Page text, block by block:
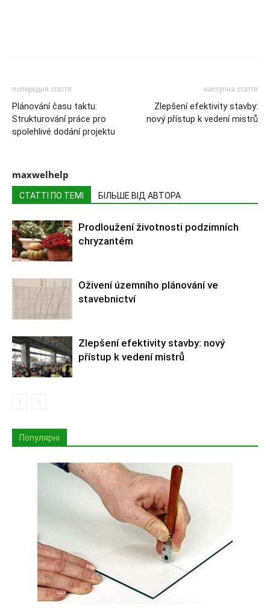
попередня стаття
Plánování času taktu:
Strukturování práce pro
spolehlivé dodání projektu
наступна стаття
Zlepšení efektivity stavby:
nový přístup k vedení mistrů
maxwelhelp
СТАТТІ ПО ТЕМІ БІЛЬШЕ ВІД АВТОРА
Prodloužení životnosti podzimních
chryzantém
Oživení územního plánování ve
stavebnictví
Zlepšení efektivity stavby: nový
přístup k vedení mistrů
Популярні